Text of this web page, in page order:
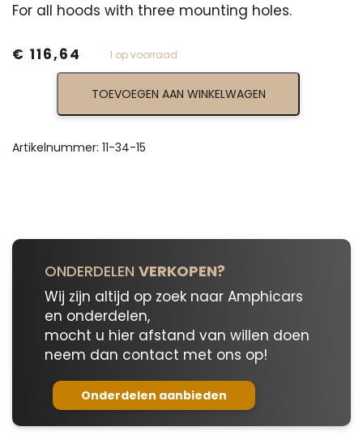
For all hoods with three mounting holes.
1 op voorraad
€ 116,64
11-
TOEVOEGEN AAN WINKELWAGEN
Artikelnummer: 11-34-15
ONDERDELEN VERKOPEN?
Wij zijn altijd op zoek naar Amphicars
en onderdelen,
mocht u hier afstand van willen doen
neem dan contact met ons op!
Onderdelen aanbieden